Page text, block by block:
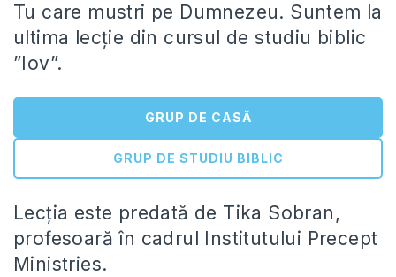
Tu care mustri pe Dumnezeu. Suntem la
ultima lecție din cursul de studiu biblic
”Iov”.
GRUP DE CASĂ
GRUP DE STUDIU BIBLIC
Lecția este predată de Tika Sobran,
profesoară în cadrul Institutului Precept
Ministries.